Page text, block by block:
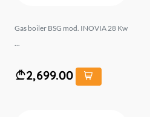
Gas boiler BSG mod. INOVIA 28 Kw
...
2,699.00